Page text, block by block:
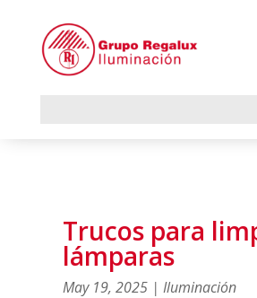
Trucos para
lámparas
May 19, 2025| Iluminación